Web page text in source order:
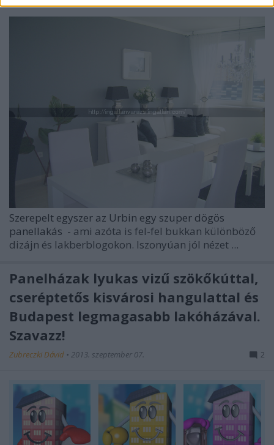
Szerepelt egyszer az Urbin egy szuper dögös
panellakás - ami azóta is fel-fel bukkan különböző
dizájn és lakberblogokon. Iszonyúan jól nézet ...
Panelházak lyukas vizű szökőkúttal,
cseréptetős kisvárosi hangulattal és
Budapest legmagasabb lakóházával.
Szavazz!
Zubreczki Dávid • 2013. szeptember 07. 2